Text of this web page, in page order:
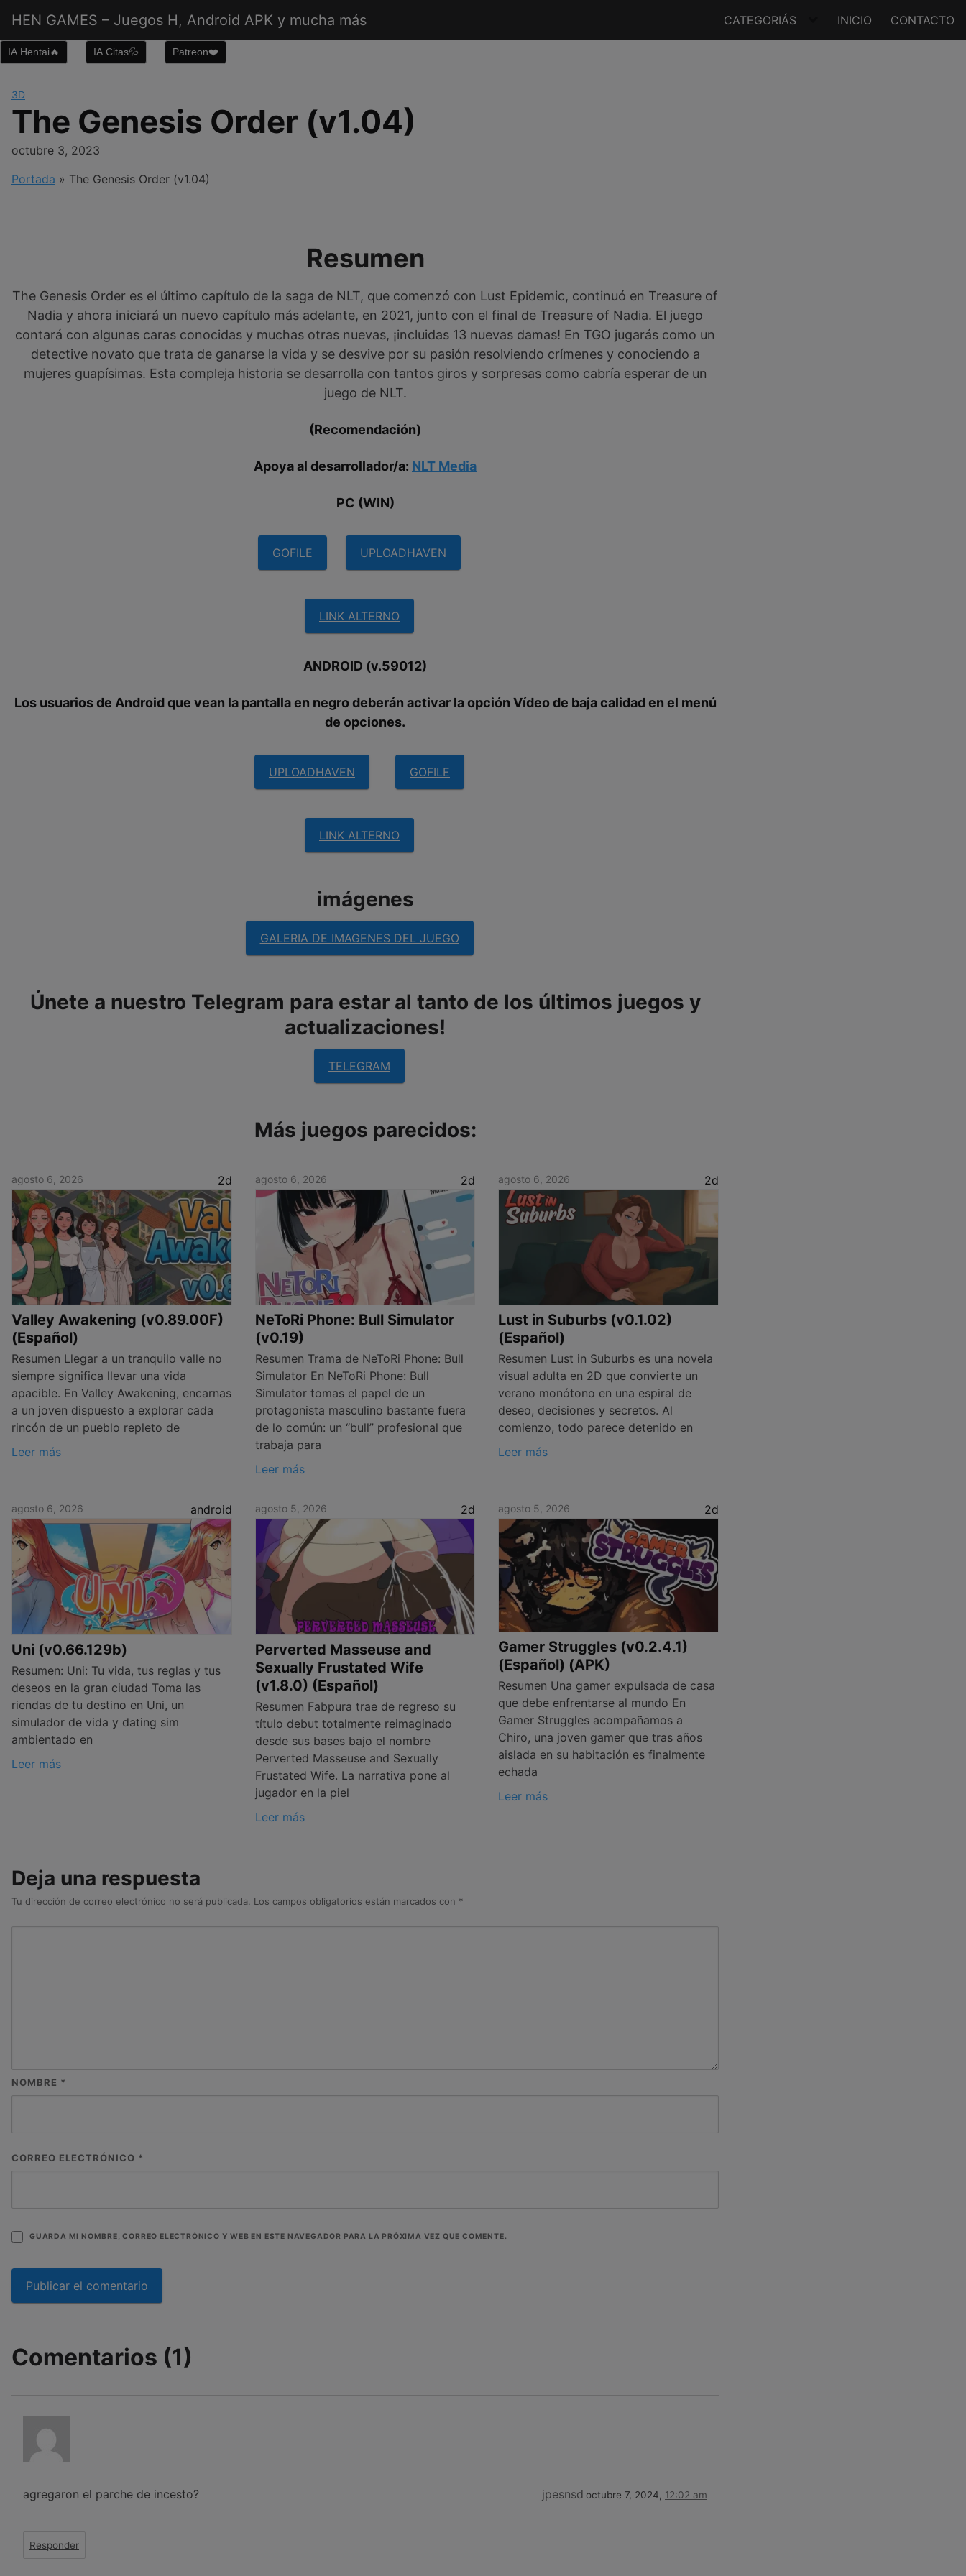
contenido
HEN GAMES – Juegos H, Android APK y mucha más CATEGORIÁS INICIO CONTACTO
IA Hentai🔥 IA Citas💦 Patreon❤️
3D
The Genesis Order (v1.04)
octubre 3, 2023
Portada » The Genesis Order (v1.04)
Resumen
The Genesis Order es el último capítulo de la saga de NLT, que comenzó con Lust Epidemic, continuó en Treasure of
Nadia y ahora iniciará un nuevo capítulo más adelante, en 2021, junto con el final de Treasure of Nadia. El juego
contará con algunas caras conocidas y muchas otras nuevas, ¡incluidas 13 nuevas damas! En TGO jugarás como un
detective novato que trata de ganarse la vida y se desvive por su pasión resolviendo crímenes y conociendo a
mujeres guapísimas. Esta compleja historia se desarrolla con tantos giros y sorpresas como cabría esperar de un
juego de NLT.
(Recomendación)
Apoya al desarrollador/a: NLT Media
PC (WIN)
GOFILE UPLOADHAVEN
LINK ALTERNO
ANDROID (v.59012)
Los usuarios de Android que vean la pantalla en negro deberán activar la opción Vídeo de baja calidad en el menú
de opciones.
UPLOADHAVEN GOFILE
LINK ALTERNO
imágenes
GALERIA DE IMAGENES DEL JUEGO
Únete a nuestro Telegram para estar al tanto de los últimos juegos y
actualizaciones!
TELEGRAM
Más juegos parecidos:
agosto 6, 2026 2d
Valley Awakening (v0.89.00F)
(Español)
Resumen Llegar a un tranquilo valle no
siempre significa llevar una vida
apacible. En Valley Awakening, encarnas
a un joven dispuesto a explorar cada
rincón de un pueblo repleto de
Leer más
agosto 6, 2026 2d
NeToRi Phone: Bull Simulator
(v0.19)
Resumen Trama de NeToRi Phone: Bull
Simulator En NeToRi Phone: Bull
Simulator tomas el papel de un
protagonista masculino bastante fuera
de lo común: un “bull” profesional que
trabaja para
Leer más
agosto 6, 2026 2d
Lust in Suburbs (v0.1.02)
(Español)
Resumen Lust in Suburbs es una novela
visual adulta en 2D que convierte un
verano monótono en una espiral de
deseo, decisiones y secretos. Al
comienzo, todo parece detenido en
Leer más
agosto 6, 2026 android
Uni (v0.66.129b)
Resumen: Uni: Tu vida, tus reglas y tus
deseos en la gran ciudad Toma las
riendas de tu destino en Uni, un
simulador de vida y dating sim
ambientado en
Leer más
agosto 5, 2026 2d
Perverted Masseuse and
Sexually Frustated Wife
(v1.8.0) (Español)
Resumen Fabpura trae de regreso su
título debut totalmente reimaginado
desde sus bases bajo el nombre
Perverted Masseuse and Sexually
Frustated Wife. La narrativa pone al
jugador en la piel
Leer más
agosto 5, 2026 2d
Gamer Struggles (v0.2.4.1)
(Español) (APK)
Resumen Una gamer expulsada de casa
que debe enfrentarse al mundo En
Gamer Struggles acompañamos a
Chiro, una joven gamer que tras años
aislada en su habitación es finalmente
echada
Leer más
Deja una respuesta
Tu dirección de correo electrónico no será publicada. Los campos obligatorios están marcados con *
NOMBRE *
CORREO ELECTRÓNICO *
GUARDA MI NOMBRE, CORREO ELECTRÓNICO Y WEB EN ESTE NAVEGADOR PARA LA PRÓXIMA VEZ QUE COMENTE.
Comentarios (1)
jpesnsd octubre 7, 2024, 12:02 am
agregaron el parche de incesto?
Responder